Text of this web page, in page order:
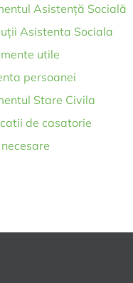
Asistență Socială
Asistenta Sociala
utile
persoanei
Stare Civila
de casatorie